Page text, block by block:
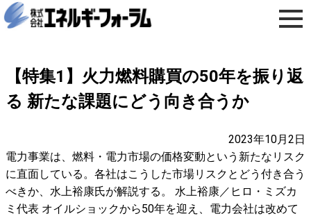
【特集1】火力燃料購買の50年を振り返
る 新たな課題にどう向き合うか
2023年10月2日
電力事業は、燃料・電力市場の価格変動という新たなリスク
に直面している。各社はこうした市場リスクとどう付き合う
べきか、水上裕康氏が解説する。 水上裕康／ヒロ・ミズカ
ミ代表 オイルショックから50年を迎え、電力会社は改めて